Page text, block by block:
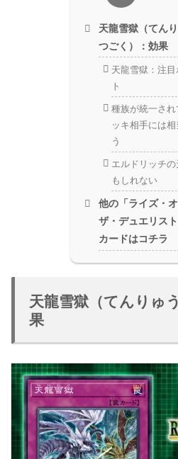
天龍雪獄（てん
つごく）：効果
天龍雪獄：注目
ト
種族が統一され
ッキ相手には相
う
エルドリッチ
もしれない
他の「ライズ・オ
ザ・デュエリス
カードはコチラ
天龍雪獄（てんりゅ
果